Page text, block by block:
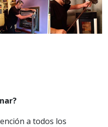
a todos los